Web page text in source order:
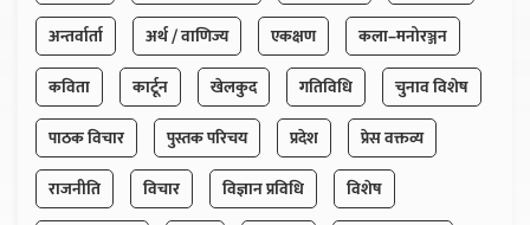
अन्तर्वार्ता
अर्थ / वाणिज्य एकक्षण
कला–मनोरञ्जन
कविता
कार्टून खेलकुद गतिविधि
चुनाव विशेष
पाठक विचार
पुस्तक परिचय प्रदेश
प्रेस वक्तव्य
राजनीति
विचार विज्ञान प्रविधि
विशेष